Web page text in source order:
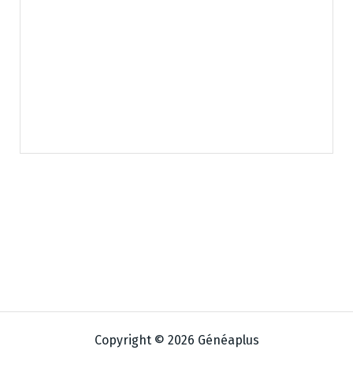
Copyright © 2026 Généaplus